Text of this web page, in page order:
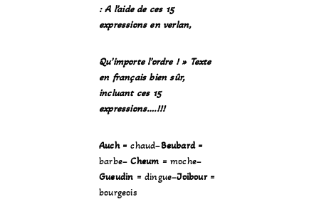
:A l’aide de ces 15
expressions en verlan,
Qu’importe l’ordre ! » Texte
en français bien sûr,
incluant ces 15
expressions….!!!
Auch= chaud–Beubard=
barbe–Cheum = moche–
Gueudin = dingue–Joibour=
bourgeois